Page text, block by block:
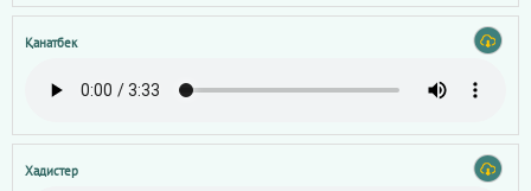
Қанатбек
Хадистер